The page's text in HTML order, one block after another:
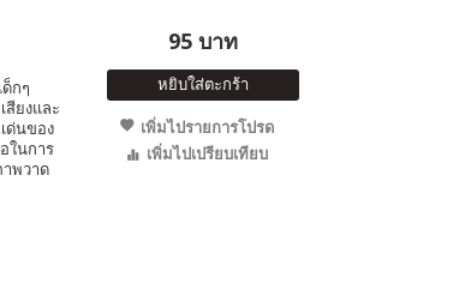
กๆ
ยงและ
ด่นของ
ในการ
พวาด
95 บาท
หยิบใส่ตะกร้า
เพิ่มไปรายการโปรด
เพิ่มไปเปรียบเทียบ